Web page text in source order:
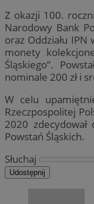
Z okazji 100.
Narodowy Bank
oraz Oddziału IPN
monety
Śląskiego”.
nominale 200 zł i
W celu
Rzeczpospolitej
2020
Powstań Śląskich.
Słuchaj
Udostępnij